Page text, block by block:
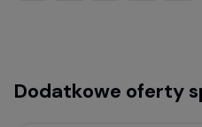
Dodatkowe oferty